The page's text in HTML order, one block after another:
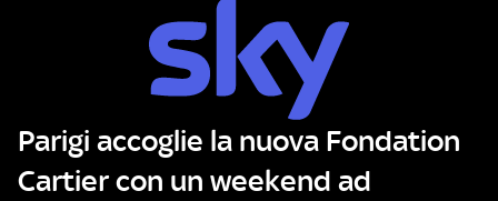
Parigi accoglie la nuova Fondation
Cartier con un weekend ad